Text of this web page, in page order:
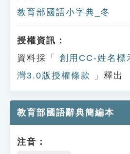
教育部國語小字典_冬
授權資訊：
資料採「
創用CC-姓名標
灣3.0版授權條款
」釋出
教育部國語辭典簡編本
注音：